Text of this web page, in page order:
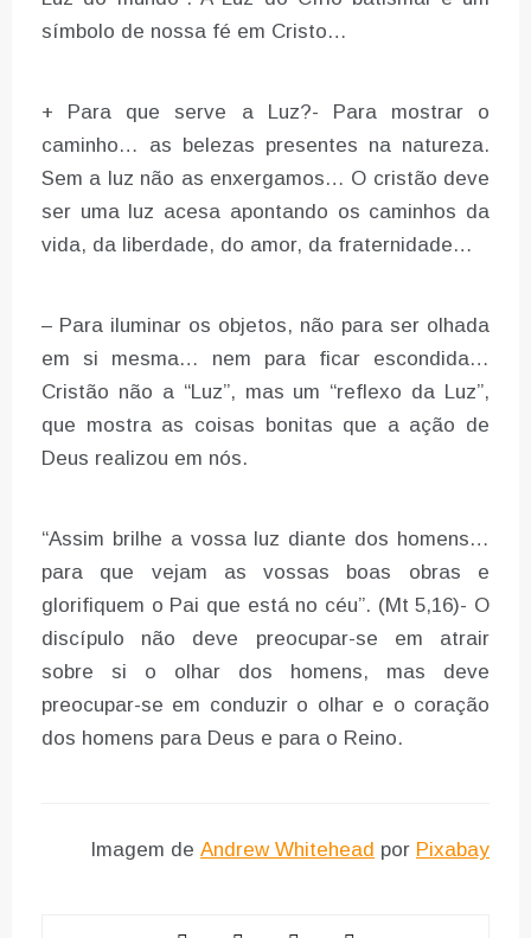
símbolo de nossa fé em Cristo…
+ Para que serve a Luz?- Para mostrar o
caminho… as belezas presentes na natureza.
Sem a luz não as enxergamos… O cristão deve
ser uma luz acesa apontando os caminhos da
vida, da liberdade, do amor, da fraternidade…
– Para iluminar os objetos, não para ser olhada
em si mesma… nem para ficar escondida…
Cristão não a “Luz”, mas um “reflexo da Luz”,
que mostra as coisas bonitas que a ação de
Deus realizou em nós.
“Assim brilhe a vossa luz diante dos homens…
para que vejam as vossas boas obras e
glorifiquem o Pai que está no céu”. (Mt 5,16)- O
discípulo não deve preocupar-se em atrair
sobre si o olhar dos homens, mas deve
preocupar-se em conduzir o olhar e o coração
dos homens para Deus e para o Reino.
Imagem de Andrew Whitehead por Pixabay